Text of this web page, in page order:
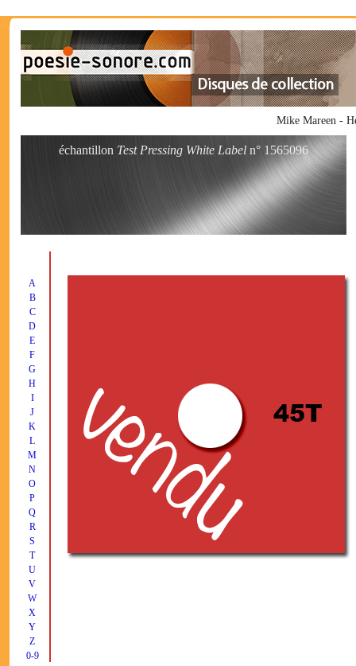
Mike Mareen -
échantillon Test Pressing White Label n° 1565096
A
B
C
D
E
F
G
H
I
J
K
L
M
N
O
P
Q
R
S
T
U
V
W
X
Y
Z
0-9